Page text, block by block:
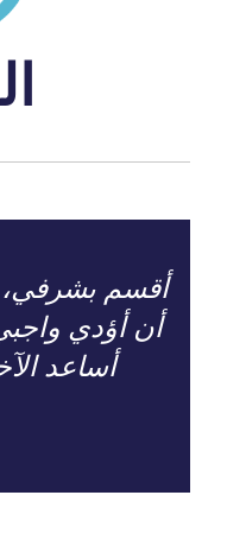
أقسم بشرفي،
أن أؤدي واجبي
أساعد